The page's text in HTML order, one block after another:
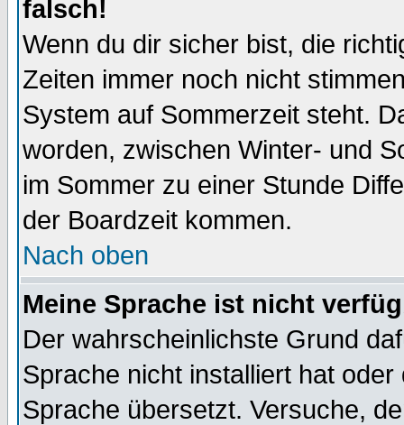
falsch!
Wenn du dir sicher bist, die
Zeiten immer noch nicht
System auf Sommerzeit steht.
worden, zwischen Winter- und
im Sommer zu einer Stunde
der Boardzeit kommen.
Nach oben
Meine Sprache ist nicht
Der wahrscheinlichste Grund
Sprache nicht installiert hat
Sprache übersetzt. Versuche,